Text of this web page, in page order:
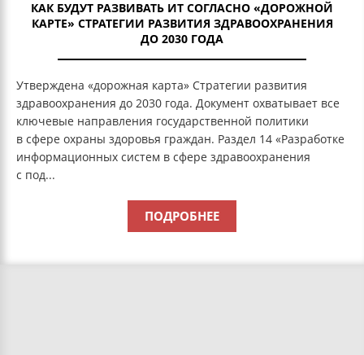
КАК БУДУТ РАЗВИВАТЬ ИТ СОГЛАСНО «ДОРОЖНОЙ
КАРТЕ» СТРАТЕГИИ РАЗВИТИЯ ЗДРАВООХРАНЕНИЯ
ДО 2030 ГОДА
Утверждена «дорожная карта» Стратегии развития
здравоохранения до 2030 года. Документ охватывает все
ключевые направления государственной политики
в сфере охраны здоровья граждан. Раздел 14 «Разработке
информационных систем в сфере здравоохранения
с под...
ПОДРОБНЕЕ